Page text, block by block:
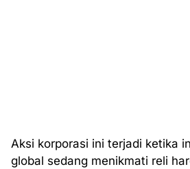
Aksi korporasi ini terjadi ketika
global sedang menikmati reli